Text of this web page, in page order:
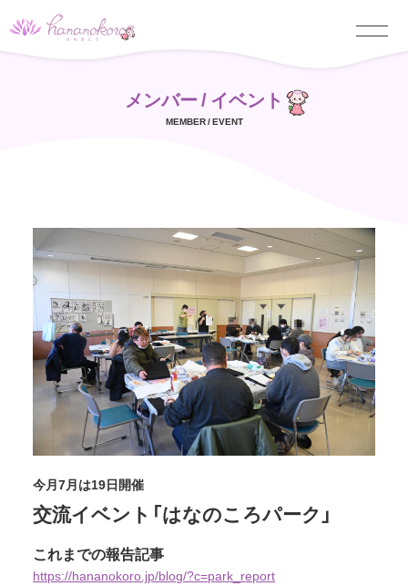
メンバー / イベント
MEMBER / EVENT
今月7月は19日開催
交流イベント「はなのころパーク」
これまでの報告記事
https://hananokoro.jp/blog/?c=park_report